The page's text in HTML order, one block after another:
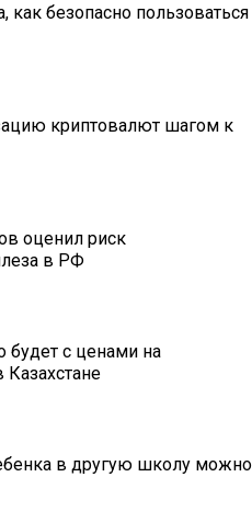
как безопасно пользоваться
криптовалют шагом к
оценил риск
в РФ
будет с ценами на
в другую школу можно